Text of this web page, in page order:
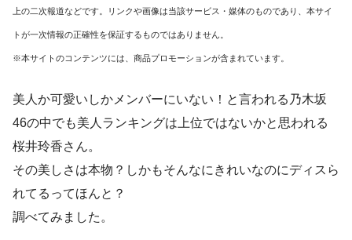
上の二次報道などです。リンクや画像は当該サービス・媒体のものであり、本サイ
トが一次情報の正確性を保証するものではありません。
※本サイトのコンテンツには、商品プロモーションが含まれています。
美人か可愛いしかメンバーにいない！と言われる乃木坂
46の中でも美人ランキングは上位ではないかと思われる
桜井玲香さん。
その美しさは本物？しかもそんなにきれいなのにディスら
れてるってほんと？
調べてみました。